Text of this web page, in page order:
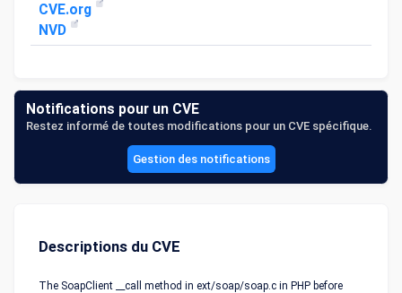
CVE.org
NVD
Notifications pour un CVE
Restez informé de toutes modifications pour un CVE spécifique.
Gestion des notifications
Descriptions du CVE
The SoapClient __call method in ext/soap/soap.c in PHP before